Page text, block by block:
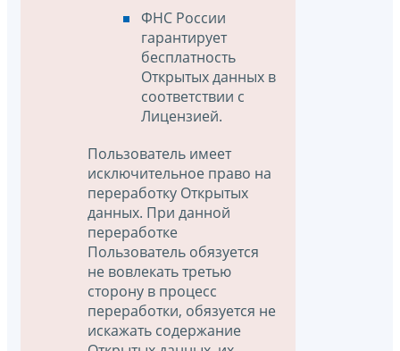
ФНС России
гарантирует
бесплатность
Открытых данных в
соответствии с
Лицензией.
Пользователь имеет
исключительное право на
переработку Открытых
данных. При данной
переработке
Пользователь обязуется
не вовлекать третью
сторону в процесс
переработки, обязуется не
искажать содержание